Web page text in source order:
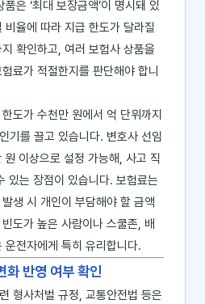
은 ‘최대 보장금액’이 명시돼 있
율에 따라 지급 한도가 달라질
확인하고, 여러 보험사 상품을
료가 적절한지를 판단해야 합니
도가 수천만 원에서 억 단위까지
기를 끌고 있습니다. 변호사 선임
이상으로 설정 가능해, 사고 직
있는 장점이 있습니다. 보험료는
생 시 개인이 부담해야 할 금액
도가 높은 사람이나 스쿨존, 배
운전자에게 특히 유리합니다.
화 반영 여부 확인
형사처벌 규정, 교통안전법 등은